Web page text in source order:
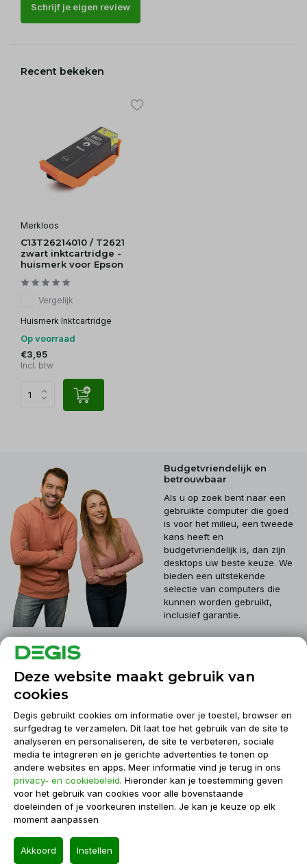
Schrijf je eigen review
Recent bekeken
Merkloos
C13T26214010 / T2621
zwart inktcartridge -
huismerk voor Epson
Vergelijk
Huismerk Inktcartridge
Op voorraad
€3,95
Incl. btw
Budgetvriendelijk en
betrouwbaar
Als u op zoek bent naar een
gebruikte computer die goed
is voor het milieu, een tweede
kans heeft en
budgetvriendelijk is, dan zijn
desktops uw beste keuze. We
bieden een uitstekende
selectie van computers die
kunnen worden gebruikt,
inclusief garantie.
Klantenservice
Informatie
Contact
Deze website maakt gebruik van
cookies
Degis gebruikt cookies om informatie over je toestel, browser en
surfgedrag te verzamelen. Dit laat toe het gebruik van de site te
analyseren en personaliseren, de site te verbeteren, sociale
media te integreren en je gerichte advertenties te tonen op
andere websites en apps. Meer informatie vind je terug in ons
privacy- en cookiebeleid. Hieronder kan je toestemming geven
voor het gebruik van cookies voor alle bovenstaande
doeleinden of je voorkeuren instellen. Je kan je keuze op elk
moment aanpassen
Akkoord Instellen